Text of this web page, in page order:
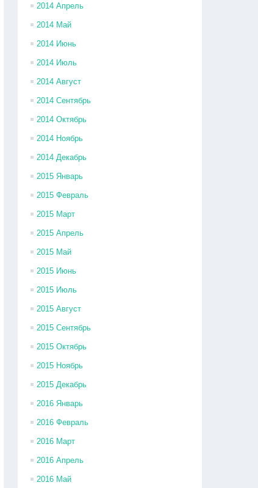
2014 Апрель
2014 Май
2014 Июнь
2014 Июль
2014 Август
2014 Сентябрь
2014 Октябрь
2014 Ноябрь
2014 Декабрь
2015 Январь
2015 Февраль
2015 Март
2015 Апрель
2015 Май
2015 Июнь
2015 Июль
2015 Август
2015 Сентябрь
2015 Октябрь
2015 Ноябрь
2015 Декабрь
2016 Январь
2016 Февраль
2016 Март
2016 Апрель
2016 Май